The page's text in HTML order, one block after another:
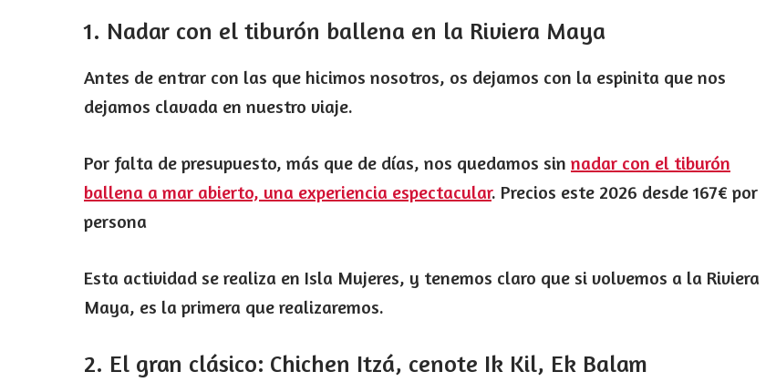
1. Nadar con el tiburón ballena en la Riviera Maya
Antes de entrar con las que hicimos nosotros, os dejamos con la espinita que nos
dejamos clavada en nuestro viaje.
Por falta de presupuesto, más que de días, nos quedamos sin nadar con el tiburón
ballena a mar abierto, una experiencia espectacular. Precios este 2026 desde 167€ por
persona
Esta actividad se realiza en Isla Mujeres, y tenemos claro que si volvemos a la Riviera
Maya, es la primera que realizaremos.
2. El gran clásico: Chichen Itzá, cenote Ik Kil, Ek Balam